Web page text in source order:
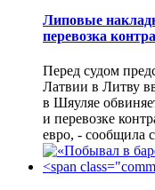
Липовые
перевозка
Перед судом
Латвии в Литву
в Шяуляе
и перевозке
евро, - сообщила